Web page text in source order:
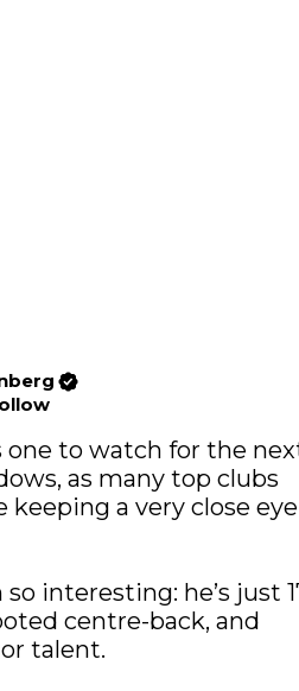
one to watch for the
as many top clubs
keeping a very close
interesting: he’s just
centre-back, and
talent.